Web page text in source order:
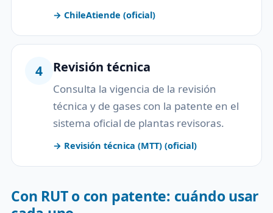
→ ChileAtiende (oficial)
4 Revisión técnica
Consulta la vigencia de la revisión
técnica y de gases con la patente en el
sistema oficial de plantas revisoras.
→ Revisión técnica (MTT) (oficial)
Con RUT o con patente: cuándo usar